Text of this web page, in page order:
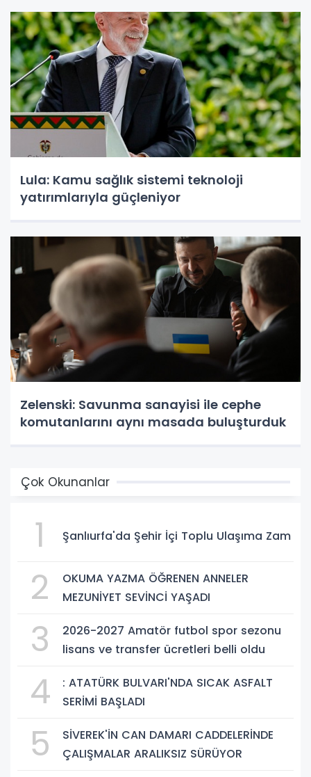
Lula: Kamu sağlık sistemi teknoloji
yatırımlarıyla güçleniyor
Zelenski: Savunma sanayisi ile cephe
komutanlarını aynı masada buluşturduk
Çok Okunanlar
1 Şanlıurfa'da Şehir İçi Toplu Ulaşıma Zam
2
OKUMA YAZMA ÖĞRENEN ANNELER
MEZUNİYET SEVİNCİ YAŞADI
3
2026-2027 Amatör futbol spor sezonu
lisans ve transfer ücretleri belli oldu
4
: ATATÜRK BULVARI'NDA SICAK ASFALT
SERİMİ BAŞLADI
5
SİVEREK'İN CAN DAMARI CADDELERİNDE
ÇALIŞMALAR ARALIKSIZ SÜRÜYOR